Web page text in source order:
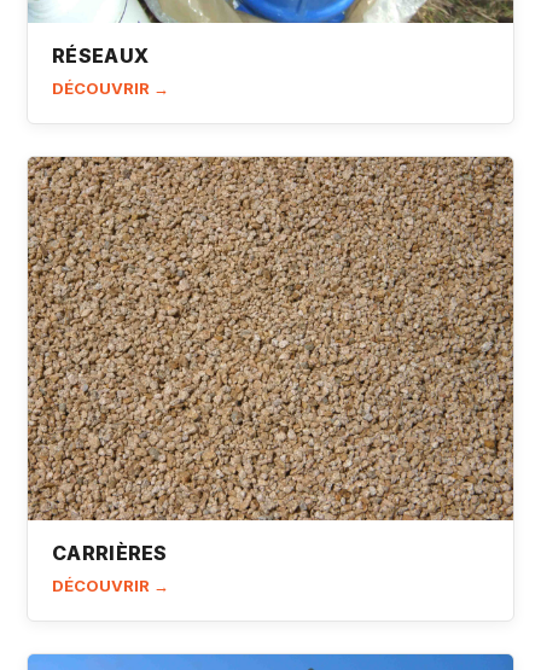
RÉSEAUX
DÉCOUVRIR →
CARRIÈRES
DÉCOUVRIR →